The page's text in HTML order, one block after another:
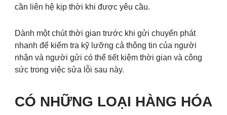
cần liên hệ kịp thời khi được yêu cầu.
Dành một chút thời gian trước khi gửi chuyển phát
nhanh để kiểm tra kỹ lưỡng cả thông tin của người
nhận và người gửi có thể tiết kiệm thời gian và công
sức trong việc sửa lỗi sau này.
CÓ NHỮNG LOẠI HÀNG HÓA